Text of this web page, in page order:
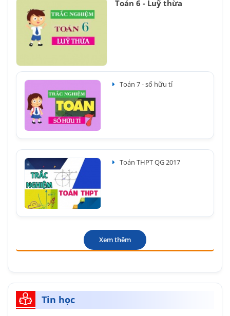
Toán 6 - Luỹ thừa
Toán 7 - số hữu tỉ
Toán THPT QG 2017
Xem thêm
Tin học